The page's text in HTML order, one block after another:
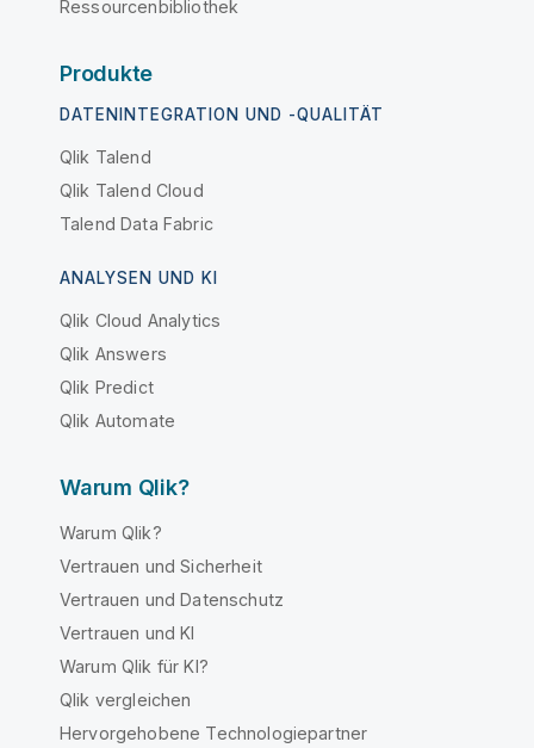
Ressourcenbibliothek
Produkte
DATENINTEGRATION UND -QUALITÄT
Qlik Talend
Qlik Talend Cloud
Talend Data Fabric
ANALYSEN UND KI
Qlik Cloud Analytics
Qlik Answers
Qlik Predict
Qlik Automate
Warum Qlik?
Warum Qlik?
Vertrauen und Sicherheit
Vertrauen und Datenschutz
Vertrauen und KI
Warum Qlik für KI?
Qlik vergleichen
Hervorgehobene Technologiepartner